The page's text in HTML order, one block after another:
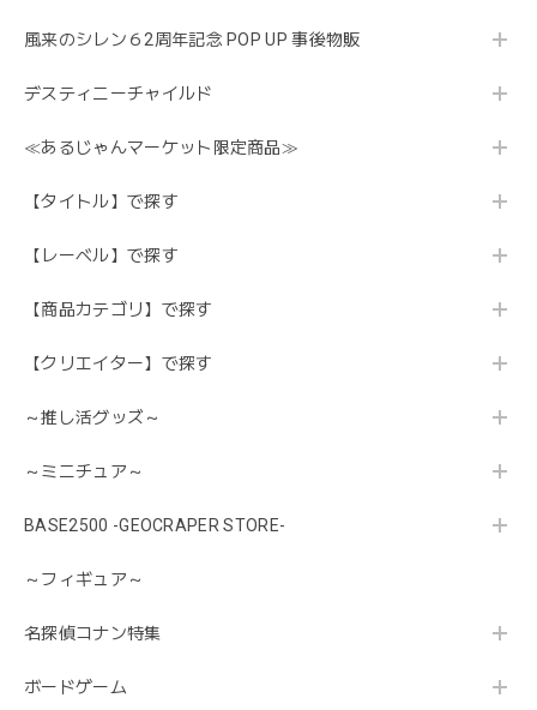
風来のシレン６2周年記念 POP UP 事後物販
デスティニーチャイルド
≪あるじゃんマーケット限定商品≫
【タイトル】で探す
【レーベル】で探す
【商品カテゴリ】で探す
【クリエイター】で探す
～推し活グッズ～
～ミニチュア～
BASE2500 -GEOCRAPER STORE-
～フィギュア～
名探偵コナン特集
ボードゲーム